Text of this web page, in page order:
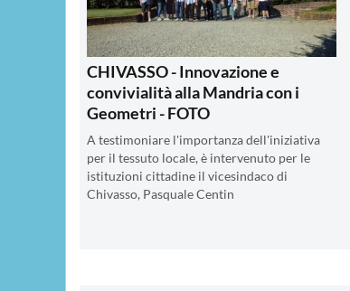
CHIVASSO - Innovazione e
convivialità alla Mandria con i
Geometri - FOTO
A testimoniare l'importanza dell'iniziativa
per il tessuto locale, è intervenuto per le
istituzioni cittadine il vicesindaco di
Chivasso, Pasquale Centin